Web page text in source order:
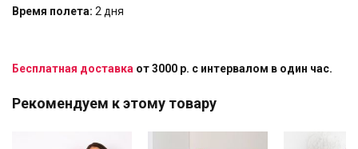
Время полета: 2 дня
Бесплатная доставка от 3000 р. с интервалом в один час.
Рекомендуем к этому товару